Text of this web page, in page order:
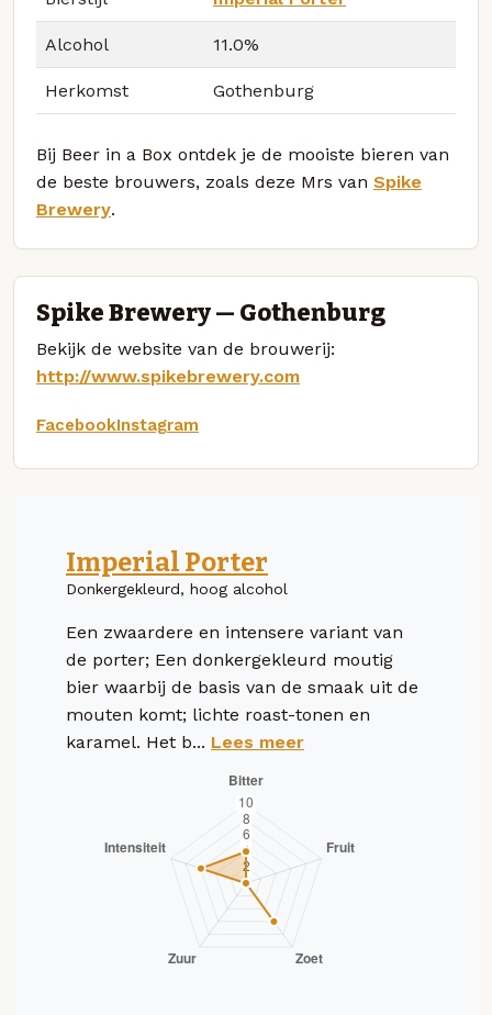
Alcohol 11.0%
Herkomst Gothenburg
Bij Beer in a Box ontdek je de mooiste bieren van
de beste brouwers, zoals deze Mrs van Spike
Brewery.
Spike Brewery — Gothenburg
Bekijk de website van de brouwerij:
http://www.spikebrewery.com
FacebookInstagram
Imperial Porter
Donkergekleurd, hoog alcohol
Een zwaardere en intensere variant van
de porter; Een donkergekleurd moutig
bier waarbij de basis van de smaak uit de
mouten komt; lichte roast-tonen en
karamel. Het b... Lees meer